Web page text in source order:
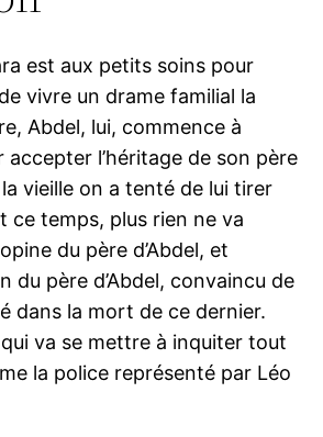
est aux petits soins pour
vivre un drame familial la
Abdel, lui, commence à
accepter l’héritage de son père
vieille on a tenté de lui tirer
ce temps, plus rien ne va
du père d’Abdel, et
du père d’Abdel, convaincu de
dans la mort de ce dernier.
va se mettre à inquiter tout
la police représenté par Léo